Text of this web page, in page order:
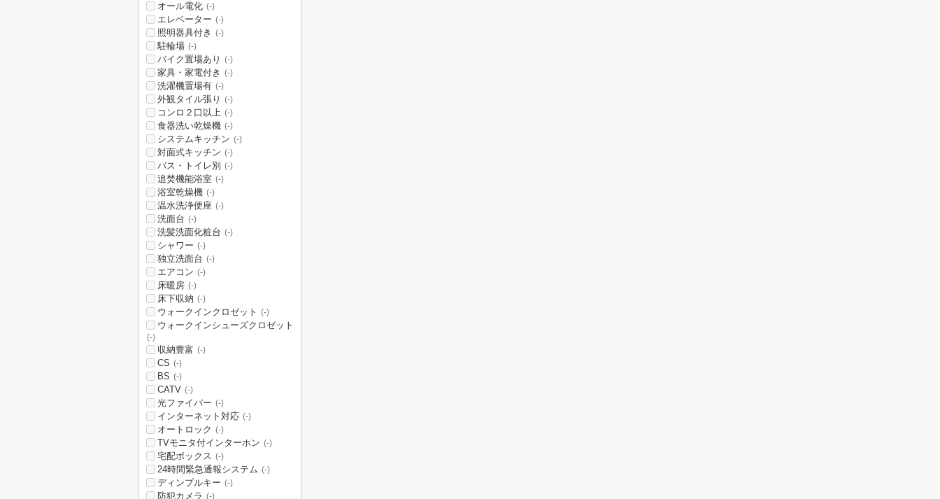
オール電化 (-)
エレベーター (-)
照明器具付き (-)
駐輪場 (-)
バイク置場あり (-)
家具・家電付き (-)
洗濯機置場有 (-)
外観タイル張り (-)
コンロ２口以上 (-)
食器洗い乾燥機 (-)
システムキッチン (-)
対面式キッチン (-)
バス・トイレ別 (-)
追焚機能浴室 (-)
浴室乾燥機 (-)
温水洗浄便座 (-)
洗面台 (-)
洗髪洗面化粧台 (-)
シャワー (-)
独立洗面台 (-)
エアコン (-)
床暖房 (-)
床下収納 (-)
ウォークインクロゼット (-)
ウォークインシューズクロゼット
(-)
収納豊富 (-)
CS (-)
BS (-)
CATV (-)
光ファイバー (-)
インターネット対応 (-)
オートロック (-)
TVモニタ付インターホン (-)
宅配ボックス (-)
24時間緊急通報システム (-)
ディンプルキー (-)
防犯カメラ (-)